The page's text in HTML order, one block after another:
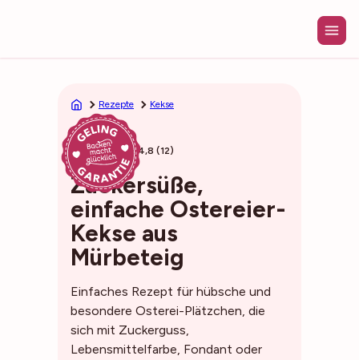
Rezepte Kekse
25min 4,8 (12)
Zuckersüße,
einfache Ostereier-
Kekse aus
Mürbeteig
Einfaches Rezept für hübsche und
besondere Osterei-Plätzchen, die
sich mit Zuckerguss,
Lebensmittelfarbe, Fondant oder